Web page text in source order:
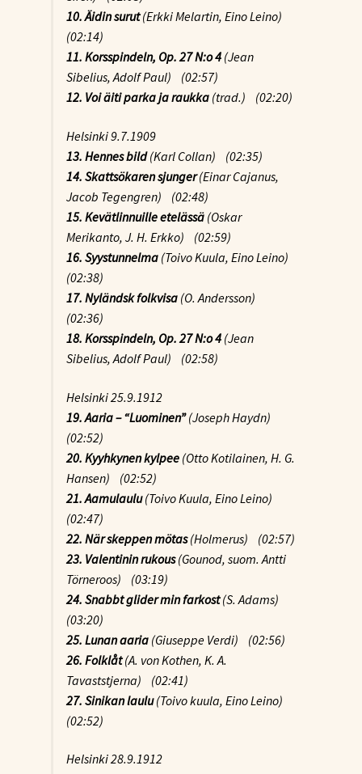
10. Äidin surut(Erkki Melartin, Eino Leino)
(02:14)
11. Korsspindeln, Op. 27 N:o 4(Jean
Sibelius, Adolf Paul) (02:57)
12. Voi äiti parka ja raukka(trad.) (02:20)
Helsinki 9.7.1909
13. Hennes bild(Karl Collan) (02:35)
14. Skattsökaren sjunger(Einar Cajanus,
Jacob Tegengren) (02:48)
15. Kevätlinnuille etelässä (Oskar
Merikanto, J. H. Erkko) (02:59)
16. Syystunnelma(Toivo Kuula, Eino Leino)
(02:38)
17. Nyländsk folkvisa (O. Andersson)
(02:36)
18. Korsspindeln, Op. 27 N:o 4(Jean
Sibelius, Adolf Paul) (02:58)
Helsinki 25.9.1912
19. Aaria – “Luominen”(Joseph Haydn)
(02:52)
20. Kyyhkynen kylpee(Otto Kotilainen, H. G.
Hansen) (02:52)
21. Aamulaulu(Toivo Kuula, Eino Leino)
(02:47)
22. När skeppen mötas(Holmerus) (02:57)
23. Valentinin rukous(Gounod, suom. Antti
Törneroos) (03:19)
24. Snabbt glider min farkost(S. Adams)
(03:20)
25. Lunan aaria(Giuseppe Verdi) (02:56)
26. Folklåt(A. von Kothen, K. A.
Tavaststjerna) (02:41)
27. Sinikan laulu(Toivo kuula, Eino Leino)
(02:52)
Helsinki 28.9.1912